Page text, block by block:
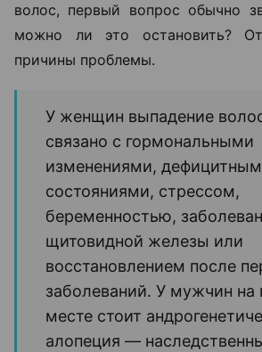
волос, первый вопрос обычно
можно ли это остановить?
причины проблемы.
У женщин выпадение
связано с гормональными
изменениями,
состояниями, стрессом,
беременностью,
щитовидной железы или
восстановлением после
заболеваний. У мужчин на
месте стоит
алопеция —